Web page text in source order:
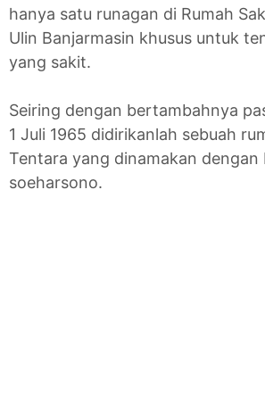
hanya satu runagan di Rumah
Ulin Banjarmasin khusus untuk
yang sakit.
Seiring dengan bertambahnya
1 Juli 1965 didirikanlah sebuah
Tentara yang dinamakan dengan
soeharsono.